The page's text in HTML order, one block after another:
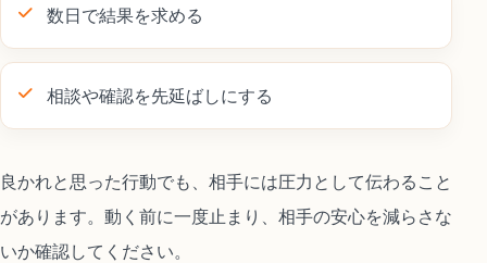
数日で結果を求める
相談や確認を先延ばしにする
良かれと思った行動でも、相手には圧力として伝わること
があります。動く前に一度止まり、相手の安心を減らさな
いか確認してください。